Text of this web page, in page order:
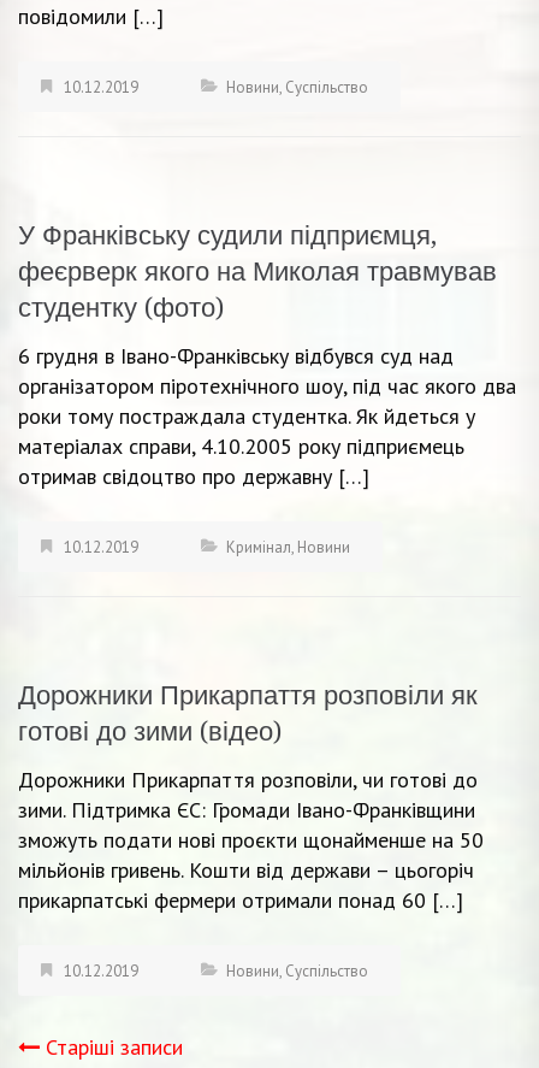
повідомили […]
10.12.2019 Новини, Суспільство
У Франківську судили підприємця,
феєрверк якого на Миколая травмував
студентку (фото)
6 грудня в Івано-Франківську відбувся суд над
організатором піротехнічного шоу, під час якого два
роки тому постраждала студентка. Як йдеться у
матеріалах справи, 4.10.2005 року підприємець
отримав свідоцтво про державну […]
10.12.2019 Кримінал, Новини
Дорожники Прикарпаття розповіли як
готові до зими (відео)
Дорожники Прикарпаття розповіли, чи готові до
зими. Підтримка ЄС: Громади Івано-Франківщини
зможуть подати нові проєкти щонайменше на 50
мільйонів гривень. Кошти від держави – цьогоріч
прикарпатські фермери отримали понад 60 […]
10.12.2019 Новини, Суспільство
Старіші записи